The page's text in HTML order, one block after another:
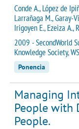
Conde A., López de
Larrañaga M., Garay-
Irigoyen E., Ezeiza A.,
2009 - SecondWorld
Knowledge Society,
Ponencia
Managing
People with
People.